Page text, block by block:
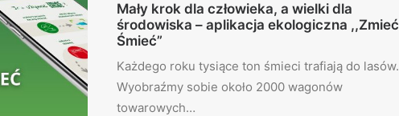
Mały krok dla człowieka, a wielki dla
środowiska – aplikacja ekologiczna ,,Zmieć
Śmieć”
Każdego roku tysiące ton śmieci trafiają do lasów.
Wyobraźmy sobie około 2000 wagonów
towarowych…